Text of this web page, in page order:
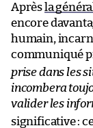
Après la
encore
humain,
communiqué
prise dans les
incombera
valider les
significative :